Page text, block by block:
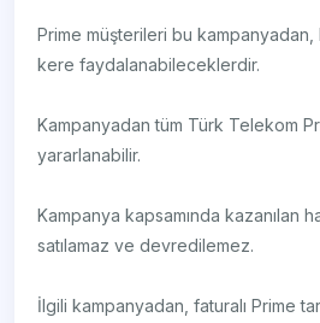
Prime müşterileri bu kampanyadan,
kere faydalanabileceklerdir.
Kampanyadan tüm Türk Telekom
yararlanabilir.
Kampanya kapsamında kazanılan
satılamaz ve devredilemez.
İlgili kampanyadan, faturalı Prime